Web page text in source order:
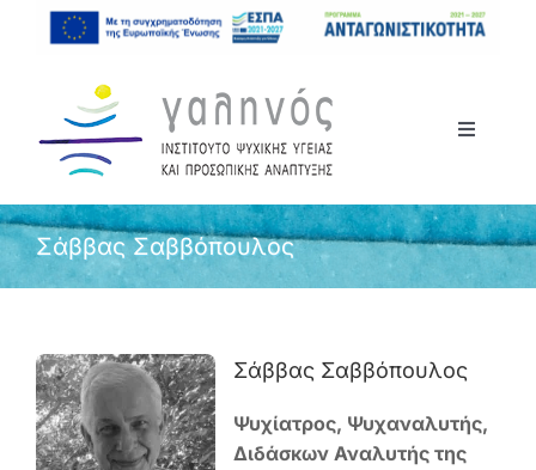
Μετάβαση
Toggle
Το Ινστιτούτο
Σεμινάρια
Ανακοινώσεις
Σάββας Σαββόπουλος
Σάββας Σαββόπουλος
Ψυχίατρος, Ψυχαναλυτής,
Διδάσκων Αναλυτής της